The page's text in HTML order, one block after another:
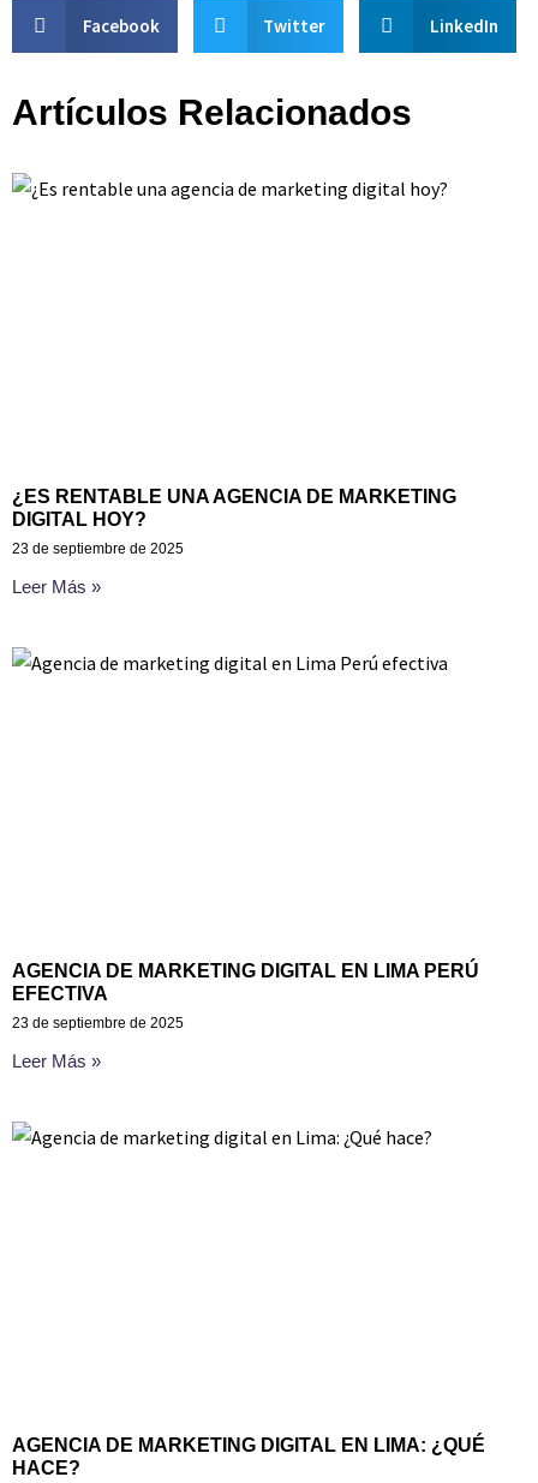
Facebook Twitter LinkedIn
Artículos Relacionados
¿ES RENTABLE UNA AGENCIA DE MARKETING
DIGITAL HOY?
23 de septiembre de 2025
Leer Más »
AGENCIA DE MARKETING DIGITAL EN LIMA PERÚ
EFECTIVA
23 de septiembre de 2025
Leer Más »
AGENCIA DE MARKETING DIGITAL EN LIMA: ¿QUÉ
HACE?